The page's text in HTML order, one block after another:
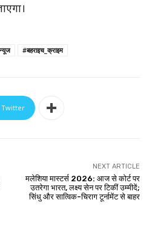
#बहराइच_क्राइम
Twitter
NEXT ARTICLE
मलेशिया मास्टर्स 2026: आज से कोर्ट पर
उतरेगा भारत, लक्ष्य सेन पर टिकीं उम्मीदें;
सिंधु और सात्विक-चिराग टूर्नामेंट से बाहर